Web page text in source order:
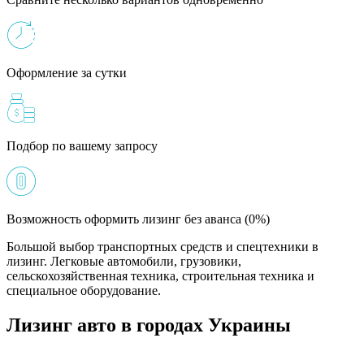
Оформление за сутки
Подбор по вашему запросу
Возможность оформить лизинг без аванса (0%)
Большой выбор транспортных средств и спецтехники в
лизинг. Легковые автомобили, грузовики,
сельскохозяйственная техника, строительная техника и
специальное оборудование.
Лизинг авто в городах Украины